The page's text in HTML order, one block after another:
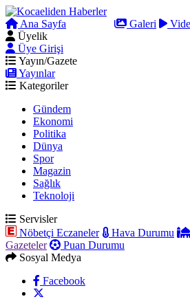
Ana Sayfa Galeri
Üyelik
Üye Girişi
Yayın/Gazete
Yayınlar
Kategoriler
Gündem
Ekonomi
Politika
Dünya
Spor
Magazin
Sağlık
Teknoloji
Servisler
Nöbetçi Eczaneler
Hava Durumu
Gazeteler
Puan Durumu
Sosyal Medya
Facebook